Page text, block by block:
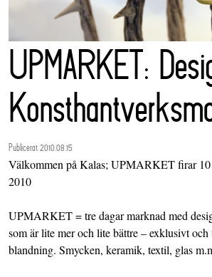
UPMARKET:
Publicerat 2010.08.15
Välkommen på Kalas; UPMARKET firar
2010
UPMARKET = tre dagar marknad med
som är lite mer och lite bättre – exklusivt
blandning. Smycken, keramik, textil, glas